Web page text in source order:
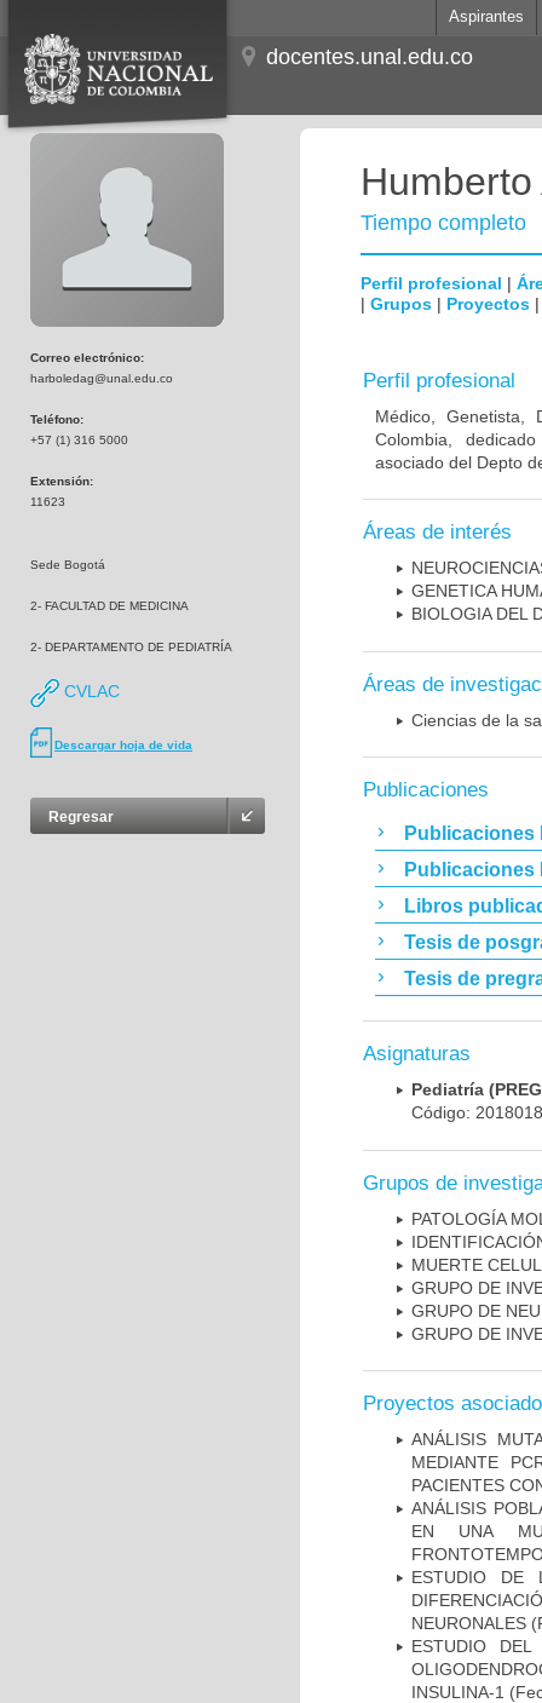
Aspirantes
docentes.unal.edu.co
Correo electrónico:
harboledag@unal.edu.co
Teléfono:
+57 (1) 316 5000
Extensión:
11623
Sede Bogotá
2- FACULTAD DE MEDICINA
2- DEPARTAMENTO DE PEDIATRÍA
CVLAC
Descargar hoja de vida
Regresar
Tiempo completo
Perfil profesional |
| Grupos | Proyectos
Perfil profesional
Médico, Genetista,
Colombia,
asociado del Depto
Áreas de interés
GENETICA
BIOLOGIA DEL
Áreas de
Ciencias de la
Publicaciones
Publicaciones
Publicaciones
Libros
Tesis de
Tesis de
Asignaturas
Pediatría
Código:
Grupos de
PATOLOGÍA
MUERTE
GRUPO DE
GRUPO DE
GRUPO DE
Proyectos
ANÁLISIS
MEDIANTE
PACIENTES
ANÁLISIS
EN UNA
ESTUDIO DE
NEURONALES
ESTUDIO
INSULINA-1